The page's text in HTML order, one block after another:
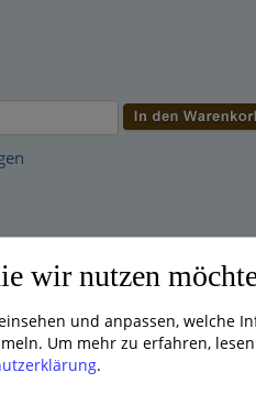
Sie sich bitte ein, um
Betreuung sichern. Damit
Informationen und
und pädagogische
wir nutzen
und anpassen, welche
Um mehr zu erfahren,
.